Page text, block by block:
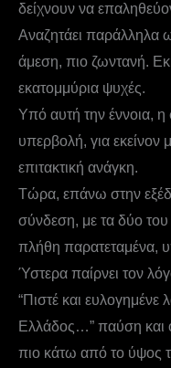
δείχνουν να
Αναζητάει παράλληλα
άμεση, πιο ζωντανή.
εκατομμύρια ψυχές.
Υπό αυτή την έννοια, η
υπερβολή, για εκείνον
επιτακτική ανάγκη.
Τώρα, επάνω στην
σύνδεση, με τα δύο του
πλήθη παρατεταμένα,
Ύστερα παίρνει τον
“Πιστέ και ευλογημένε
Ελλάδος…” παύση και
πιο κάτω από το ύψος